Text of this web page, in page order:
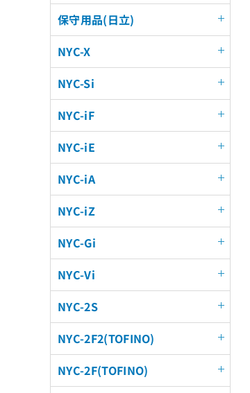
保守用品(日立)
NYC-X
NYC-Si
NYC-iF
NYC-iE
NYC-iA
NYC-iZ
NYC-Gi
NYC-Vi
NYC-2S
NYC-2F2(TOFINO)
NYC-2F(TOFINO)